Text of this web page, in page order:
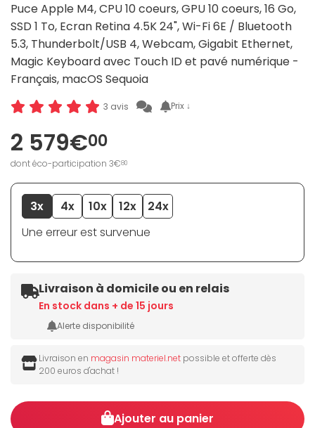
Puce Apple M4, CPU 10 coeurs, GPU 10 coeurs, 16 Go,
SSD 1 To, Ecran Retina 4.5K 24", Wi-Fi 6E / Bluetooth
5.3, Thunderbolt/USB 4, Webcam, Gigabit Ethernet,
Magic Keyboard avec Touch ID et pavé numérique -
Français, macOS Sequoia
3 avis Prix ↓
2 579€00
dont éco-participation 3€80
3x 4x 10x 12x
24x
Une erreur est survenue
Livraison à domicile ou en relais
En stock dans + de 15 jours
Alerte disponibilité
Livraison en magasin materiel.net possible et offerte dès
200 euros d'achat !
Ajouter au panier